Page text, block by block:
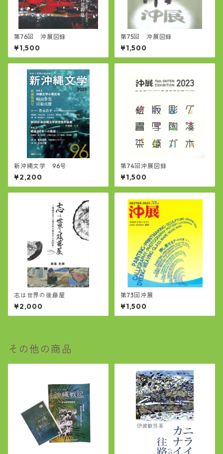
第76回 沖展図録
¥1,500
第75回 沖展図録
¥1,500
新沖縄文学 96号
¥2,200
第74回沖展図録
¥1,500
志は世界の後藤屋
¥2,000
第73回沖展
¥1,500
その他の商品